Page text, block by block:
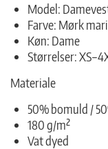
Model:
Farve: Mørk
Køn: Dame
Størrelser:
Materiale
50% bomuld /
180 g/m²
Vat dyed